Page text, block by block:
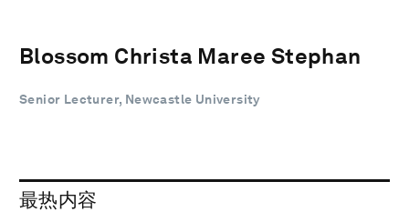
Blossom Christa Maree Stephan
Senior Lecturer, Newcastle University
最热内容